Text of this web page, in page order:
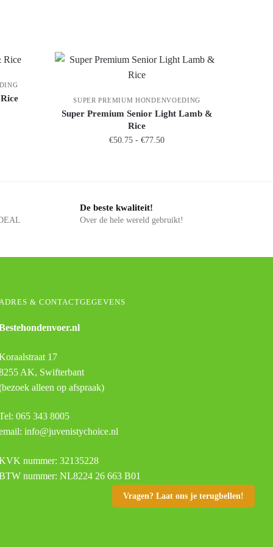
Vragen? Laat ons je terugbellen!
SUPER PREMIUM HONDENVOEDING
Super Premium Senior Light Lamb &
Rice
€50.75 - €77.50
De beste kwaliteit!
Over de hele wereld gebruikt!
ADRES & CONTACTGEGEVENS
17
AK, Swifterbant
alleen op afspraak)
065 343 8005
info@juvenistychoice.nl
nummer: 32135228
nummer: NL8224 26 663 B01